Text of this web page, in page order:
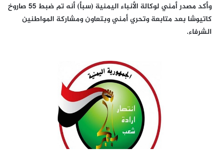
وأكد مصدر أمني لوكالة الأنباء اليمنية (سبأ) أنه تم ضبط 55 صاروخ
كاتيوشا بعد متابعة وتحري أمني وبتعاون ومشاركة المواطنين
الشرفاء.